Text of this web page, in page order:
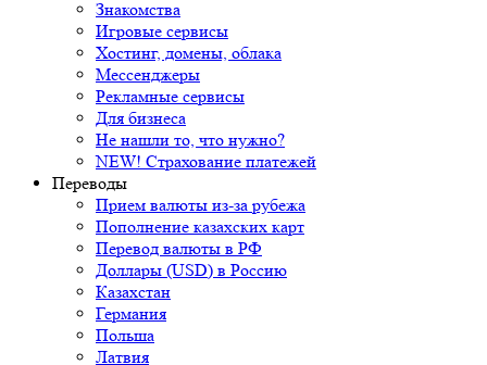
Знакомства
Игровые сервисы
Хостинг, домены, облака
Мессенджеры
Рекламные сервисы
Для бизнеса
Не нашли то, что нужно?
NEW! Страхование платежей
Переводы
Прием валюты из-за рубежа
Пополнение казахских карт
Перевод валюты в РФ
Доллары (USD) в Россию
Казахстан
Германия
Польша
Латвия